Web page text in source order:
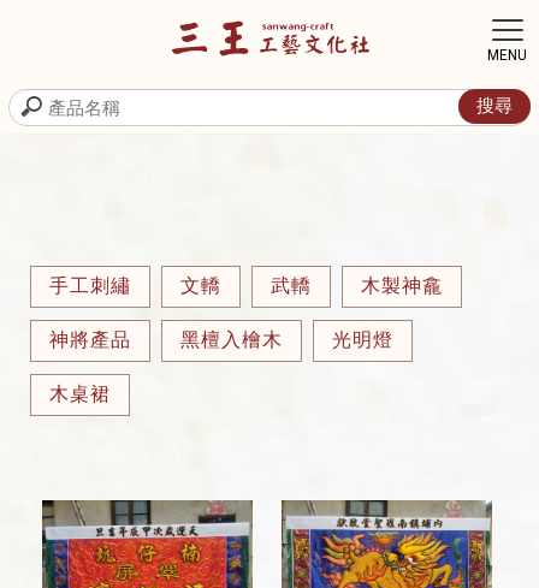
手工刺繡 文轎 武轎 木製神龕
神將產品 黑檀入檜木 光明燈
木桌裙